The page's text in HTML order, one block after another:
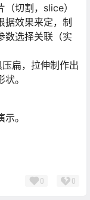
切割，slice）
据效果来定，制
数选择关联（实
扁，拉伸制作出
。
。
0 0